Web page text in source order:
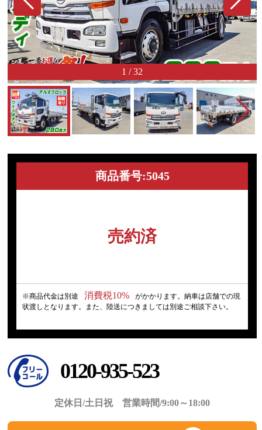
1 /32
0120-935-523
定休日/土日祝 営業時間/9:00～18:00
商品番号:5045
売約済
※商品代金は別途 消費税10%
がかかります。納車は店舗での現
状渡しとなります。また、陸送につきましては別途ご相談下さい。